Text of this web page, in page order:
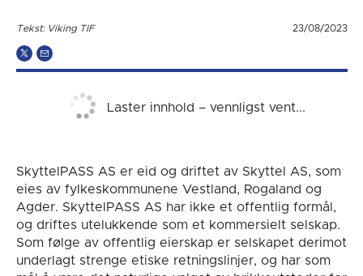
Tekst: Viking TIF 23/08/2023
Laster innhold – vennligst vent...
SkyttelPASS AS er eid og driftet av Skyttel AS, som
eies av fylkeskommunene Vestland, Rogaland og
Agder. SkyttelPASS AS har ikke et offentlig formål,
og driftes utelukkende som et kommersielt selskap.
Som følge av offentlig eierskap er selskapet derimot
underlagt strenge etiske retningslinjer, og har som